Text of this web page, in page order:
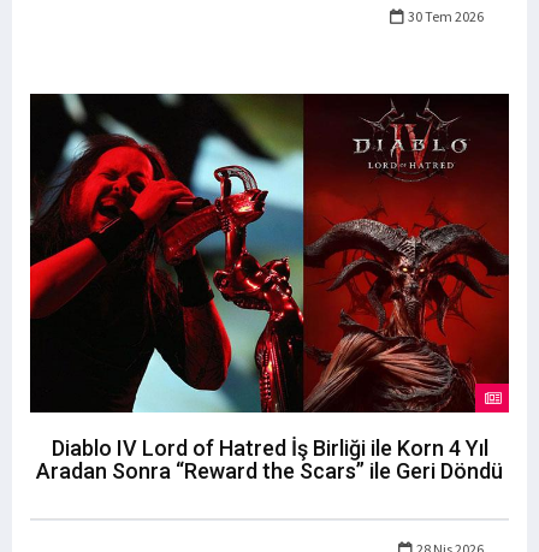
30 Tem 2026
Diablo IV Lord of Hatred İş Birliği ile Korn 4 Yıl
Aradan Sonra “Reward the Scars” ile Geri Döndü